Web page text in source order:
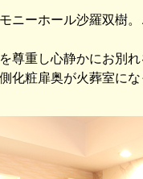
ニーホール沙羅双樹
尊重し心静かにお別
化粧扉奥が火葬室に